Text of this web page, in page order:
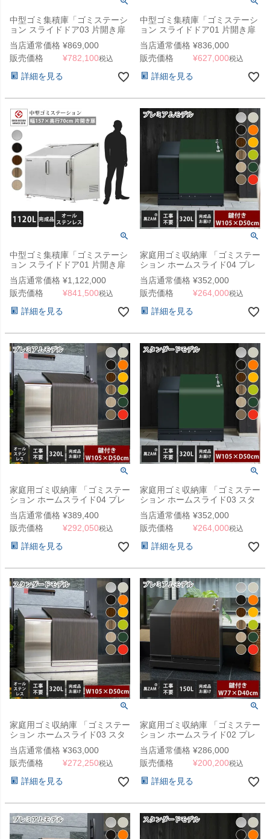
中型ゴミ集積庫「ゴミステーシ
ョン スライドドア03 片開き扉
黒ZAM 1720L」 ※法人宛配送
限定 （SN）
当店通常価格 ¥869,000
販売価格
¥782,100税込
詳細を見る
中型ゴミ集積庫「ゴミステーシ
ョン スライドドア01 片開き扉
黒ZAM 1120L」 ※法人宛配送
限定（SN）
当店通常価格 ¥836,000
販売価格
¥627,000税込
詳細を見る
中型ゴミ集積庫「ゴミステーシ
ョン スライドドア01 片開き扉
オールステンレス 1120L」 ※
法人宛配送限定 （SN）
当店通常価格 ¥1,122,000
販売価格
¥841,500税込
詳細を見る
家庭用ゴミ収納庫 「ゴミステー
ション ホームスライド04 プレ
ミアムモデル 黒ZAM 320L」
（YHC）
当店通常価格 ¥352,000
販売価格
¥264,000税込
詳細を見る
家庭用ゴミ収納庫 「ゴミステー
ション ホームスライド04 プレ
ミアムモデル オールステンレス
320L」 （YHC）
当店通常価格 ¥389,400
販売価格
¥292,050税込
詳細を見る
家庭用ゴミ収納庫 「ゴミステー
ション ホームスライド03 スタ
ンダードモデル 黒ZAM 320L」
（YHC）
当店通常価格 ¥352,000
販売価格
¥264,000税込
詳細を見る
家庭用ゴミ収納庫 「ゴミステー
ション ホームスライド03 スタ
ンダードモデル オールステンレ
ス 320L」 （YHC）
当店通常価格 ¥363,000
販売価格
¥272,250税込
詳細を見る
家庭用ゴミ収納庫 「ゴミステー
ション ホームスライド02 プレ
ミアムモデル 黒ZAM 150L」
（SG）
当店通常価格 ¥286,000
販売価格
¥200,200税込
詳細を見る